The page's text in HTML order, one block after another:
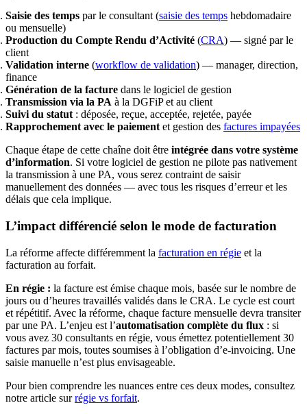
Saisie des temps par le consultant (saisie des temps hebdomadaire
ou mensuelle)
Production du Compte Rendu d’Activité (CRA) — signé par le
client
Validation interne (workflow de validation) — manager, direction,
finance
Génération de la facture dans le logiciel de gestion
Transmission via la PA à la DGFiP et au client
Suivi du statut : déposée, reçue, acceptée, rejetée, payée
Rapprochement avec le paiement et gestion des factures impayées
Chaque étape de cette chaîne doit être intégrée dans votre système
d’information. Si votre logiciel de gestion ne pilote pas nativement
la transmission à une PA, vous serez contraint de saisir
manuellement des données — avec tous les risques d’erreur et les
délais que cela implique.
L’impact différencié selon le mode de facturation
La réforme affecte différemment la facturation en régie et la
facturation au forfait.
En régie : la facture est émise chaque mois, basée sur le nombre de
jours ou d’heures travaillés validés dans le CRA. Le cycle est court
et répétitif. Avec la réforme, chaque facture mensuelle devra transiter
par une PA. L’enjeu est l’automatisation complète du flux : si
vous avez 30 consultants en régie, vous émettez potentiellement 30
factures par mois, toutes soumises à l’obligation d’e-invoicing. Une
saisie manuelle n’est plus envisageable.
Pour bien comprendre les nuances entre ces deux modes, consultez
notre article surrégie vs forfait.